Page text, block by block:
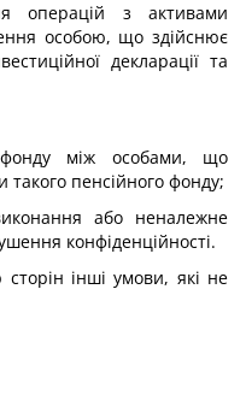
операцій з активами
особою, що здійснює
декларації та
фонду між особами, що
пенсійного фонду;
або неналежне
конфіденційності.
інші умови, які не